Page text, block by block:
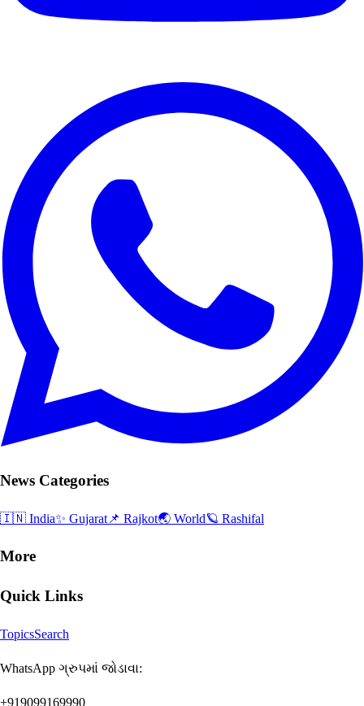
News Categories
🇮🇳 India✨ Gujarat 📌 Rajkot🌏 World🪐 Rashifal
More
Quick Links
TopicsSearch
WhatsApp ગ્રુપમાં જોડાવા:
+919099169990